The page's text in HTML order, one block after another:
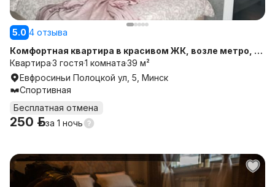
5.0 4 отзыва
Комфортная квартира в красивом ЖК, возле метро, на
сутки
Квартира3 гостя1 комната39 м²
Евфросиньи Полоцкой ул, 5, Минск
Спортивная
Бесплатная отмена
250 р.за 1 ночь